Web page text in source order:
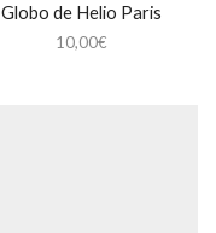
Globo de Helio Paris
10,00€